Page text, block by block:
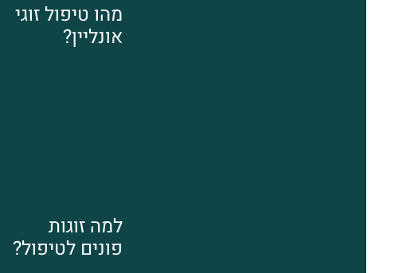
מהו טיפול זוגי
אונליין?
למה זוגות
פונים לטיפול?